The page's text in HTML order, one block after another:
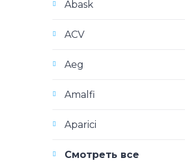
Abask
ACV
Aeg
Amalfi
Aparici
Смотреть все